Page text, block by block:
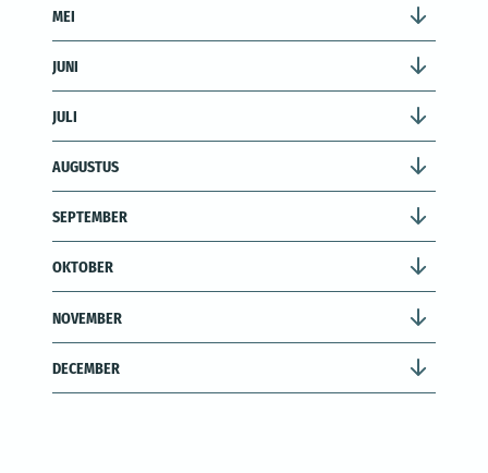
MEI
JUNI
JULI
AUGUSTUS
SEPTEMBER
OKTOBER
NOVEMBER
DECEMBER